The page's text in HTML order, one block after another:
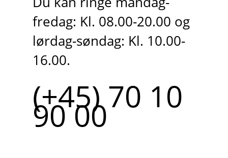
fredag: Kl. 08.00-20.00 og
lørdag-søndag: Kl. 10.00-
16.00.
(+45) 70 10
90 00